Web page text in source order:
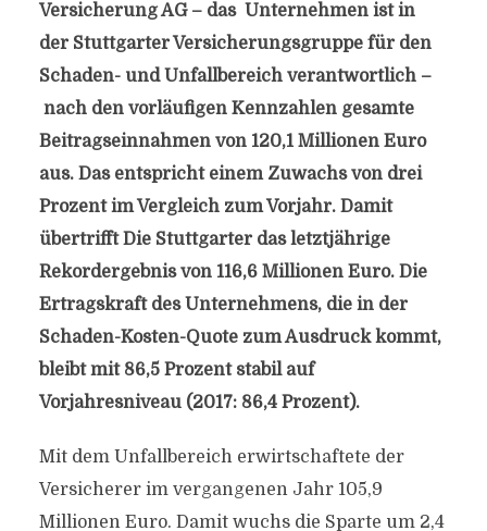
Versicherung AG – das Unternehmen ist in
der Stuttgarter Versicherungsgruppe für den
Schaden- und Unfallbereich verantwortlich –
nach den vorläufigen Kennzahlen gesamte
Beitragseinnahmen von 120,1 Millionen Euro
aus. Das entspricht einem Zuwachs von drei
Prozent im Vergleich zum Vorjahr. Damit
übertrifft Die Stuttgarter das letztjährige
Rekordergebnis von 116,6 Millionen Euro. Die
Ertragskraft des Unternehmens, die in der
Schaden-Kosten-Quote zum Ausdruck kommt,
bleibt mit 86,5 Prozent stabil auf
Vorjahresniveau (2017: 86,4 Prozent).
Mit dem Unfallbereich erwirtschaftete der
Versicherer im vergangenen Jahr 105,9
Millionen Euro. Damit wuchs die Sparte um 2,4